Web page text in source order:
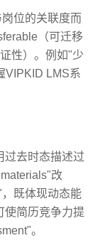
位的关联度而
（可迁移
性）。例如"少
VIPKID LMS系
过去时态描述过
改
既体现动态能
使简历竞争力提
。